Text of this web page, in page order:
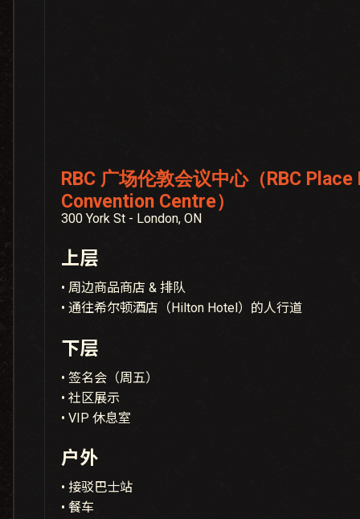
RBC 广场伦敦会议中心（RBC Place
Convention Centre）
300 York St - London, ON
上层
• 周边商品商店 & 排队
• 通往希尔顿酒店（Hilton Hotel）的人行道
下层
• 签名会（周五）
• 社区展示
• VIP 休息室
户外
• 接驳巴士站
• 餐车